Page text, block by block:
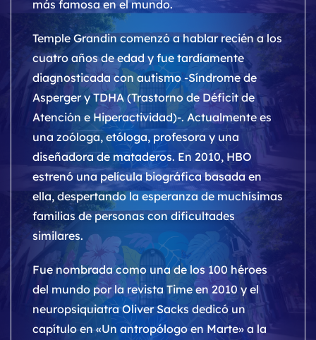
más famosa en el mundo.
Temple Grandin comenzó a hablar recién a los
cuatro años de edad y fue tardíamente
diagnosticada con autismo -Síndrome de
Asperger y TDHA (Trastorno de Déficit de
Atención e Hiperactividad)-. Actualmente es
una zoóloga, etóloga, profesora y una
diseñadora de mataderos. En 2010, HBO
estrenó una película biográfica basada en
ella, despertando la esperanza de muchísimas
familias de personas con dificultades
similares.
Fue nombrada como una de los 100 héroes
del mundo por la revista Time en 2010 y el
neuropsiquiatra Oliver Sacks dedicó un
capítulo en «Un antropólogo en Marte» a la